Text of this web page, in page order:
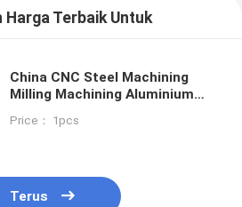
Harga Terbaik Untuk
China CNC Steel Machining
Milling Machining Aluminium
Machining
Price： 1pcs
Terus